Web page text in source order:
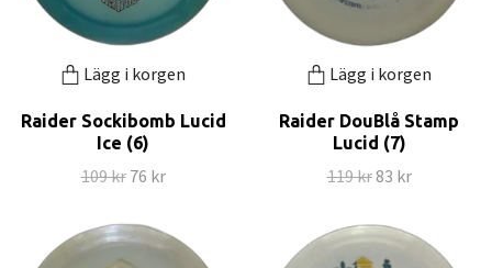
Lägg i korgen
Raider Sockibomb Lucid
Ice (6)
109 kr 76 kr
Lägg i korgen
Raider DouBlå Stamp
Lucid (7)
119 kr83 kr